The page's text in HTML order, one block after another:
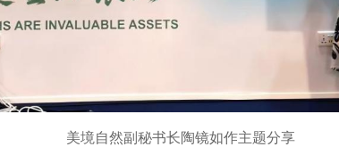
美境自然副秘书长陶镜如作主题分享